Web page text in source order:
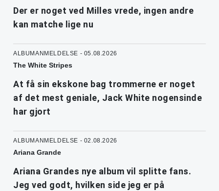
Der er noget ved Milles vrede, ingen andre
kan matche lige nu
ALBUMANMELDELSE - 05.08.2026
The White Stripes
At få sin ekskone bag trommerne er noget
af det mest geniale, Jack White nogensinde
har gjort
ALBUMANMELDELSE - 02.08.2026
Ariana Grande
Ariana Grandes nye album vil splitte fans.
Jeg ved godt, hvilken side jeg er på